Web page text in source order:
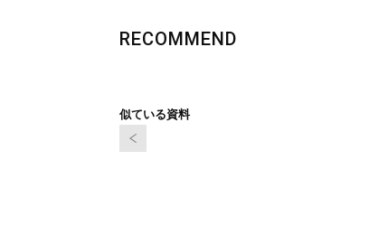
RECOMMEND
似ている資料